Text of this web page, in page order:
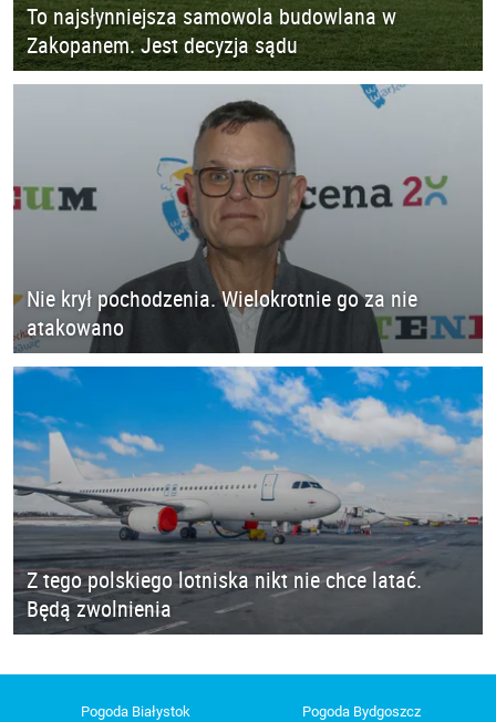
To najsłynniejsza samowola budowlana w
Zakopanem. Jest decyzja sądu
Nie krył pochodzenia. Wielokrotnie go za nie
atakowano
Z tego polskiego lotniska nikt nie chce latać.
Będą zwolnienia
Pogoda Białystok Pogoda Bydgoszcz